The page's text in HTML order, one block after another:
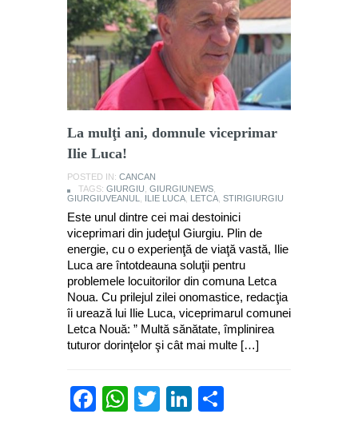
La mulţi ani, domnule viceprimar
Ilie Luca!
POSTED IN: CANCAN
TAGS: GIURGIU GIURGIUNEWS
GIURGIUVEANUL
ILIE LUCA LETCA STIRIGIURGIU
Este unul dintre cei mai destoinici
viceprimari din judeţul Giurgiu. Plin de
energie, cu o experienţă de viaţă vastă, Ilie
Luca are întotdeauna soluţii pentru
problemele locuitorilor din comuna Letca
Noua. Cu prilejul zilei onomastice, redacţia
îi urează lui Ilie Luca, viceprimarul comunei
Letca Nouă: ” Multă sănătate, împlinirea
tuturor dorinţelor şi cât mai multe […]
Facebook
WhatsApp
TwitterLinkedIn